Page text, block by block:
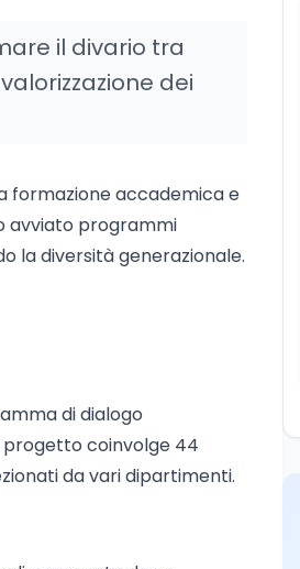
il divario tra
dei
formazione accademica e
avviato programmi
la diversità generazionale.
di dialogo
progetto coinvolge 44
da vari dipartimenti.